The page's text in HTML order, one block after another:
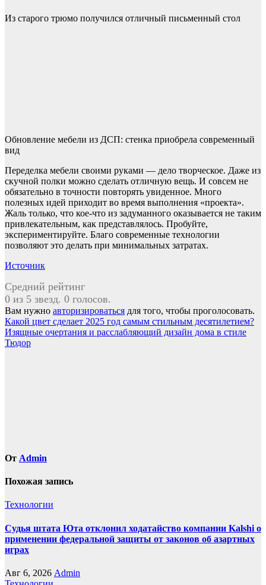
Из старого трюмо получился отличный письменный стол
Обновление мебели из ДСП: стенка приобрела современный
вид
Переделка мебели своими руками — дело творческое. Даже из
скучной полки можно сделать отличную вещь. И совсем не
обязательно в точности повторять увиденное. Много
полезных идей приходит во время выполнения «проекта».
Жаль только, что кое-что из задуманного оказывается не таким
привлекательным, как представлялось. Пробуйте,
экспериментируйте. Благо современные технологии
позволяют это делать при минимальных затратах.
Источник
Средний рейтинг
0 из 5 звезд. 0 голосов.
Вам нужно авторизироваться для того, чтобы проголосовать.
Навигация
по
Какой цвет сделает 2025 год самым стильным десятилетием?
Изящные очертания и расслабляющий дизайн дома в стиле
Тюдор
От Admin
Похожая запись
Технологии
Судья штата Юта отклонил ходатайство компании Kalshi о
применении федеральной защиты от законов об азартных
играх
Авг 6, 2026 Admin